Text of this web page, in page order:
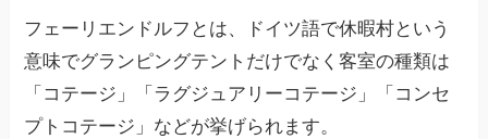
フェーリエンドルフとは、ドイツ語で休暇村という
意味でグランピングテントだけでなく客室の種類は
「コテージ」「ラグジュアリーコテージ」「コンセ
プトコテージ」などが挙げられます。